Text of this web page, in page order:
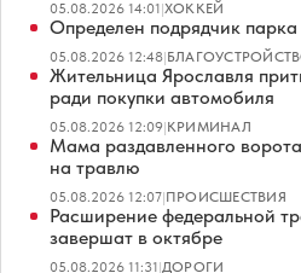
05.08.2026 14:01|ХОККЕЙ
Определен подрядчик
05.08.2026 12:48|
Жительница Ярославля
ради покупки автомобиля
05.08.2026 12:09|КРИМИНАЛ
Мама раздавленного
на травлю
05.08.2026 12:07|ПРОИСШЕСТВИЯ
Расширение федеральной
завершат в октябре
05.08.2026 11:31|ДОРОГИ